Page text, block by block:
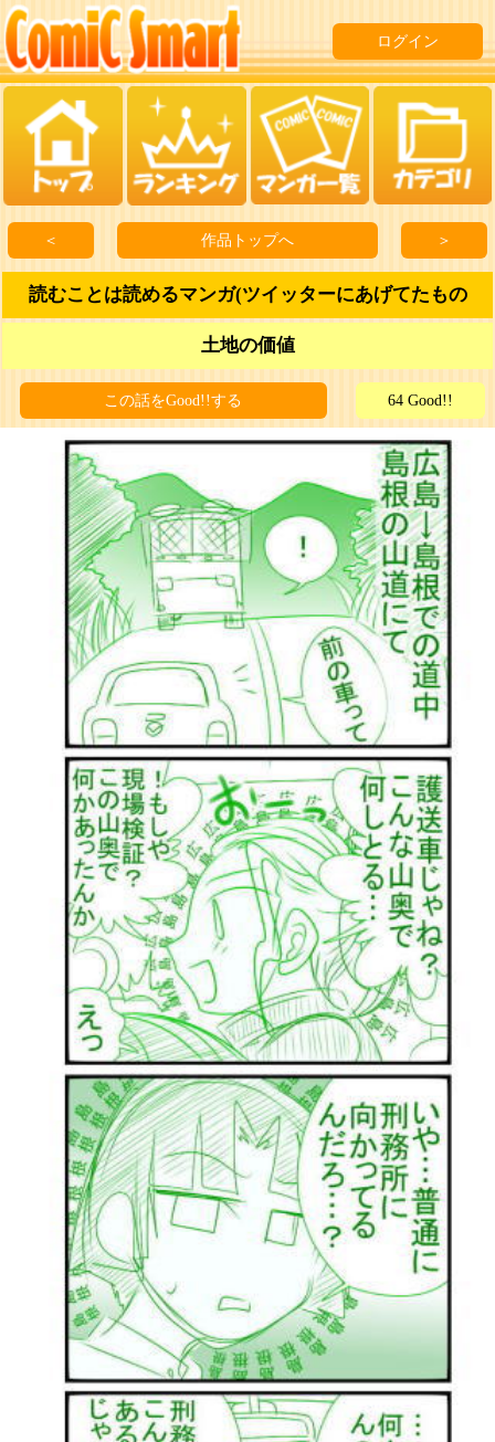
ログイン
＜ 作品トップへ ＞
読むことは読めるマンガ(ツイッターにあげてたもの
土地の価値
この話をGood!!する 64 Good!!